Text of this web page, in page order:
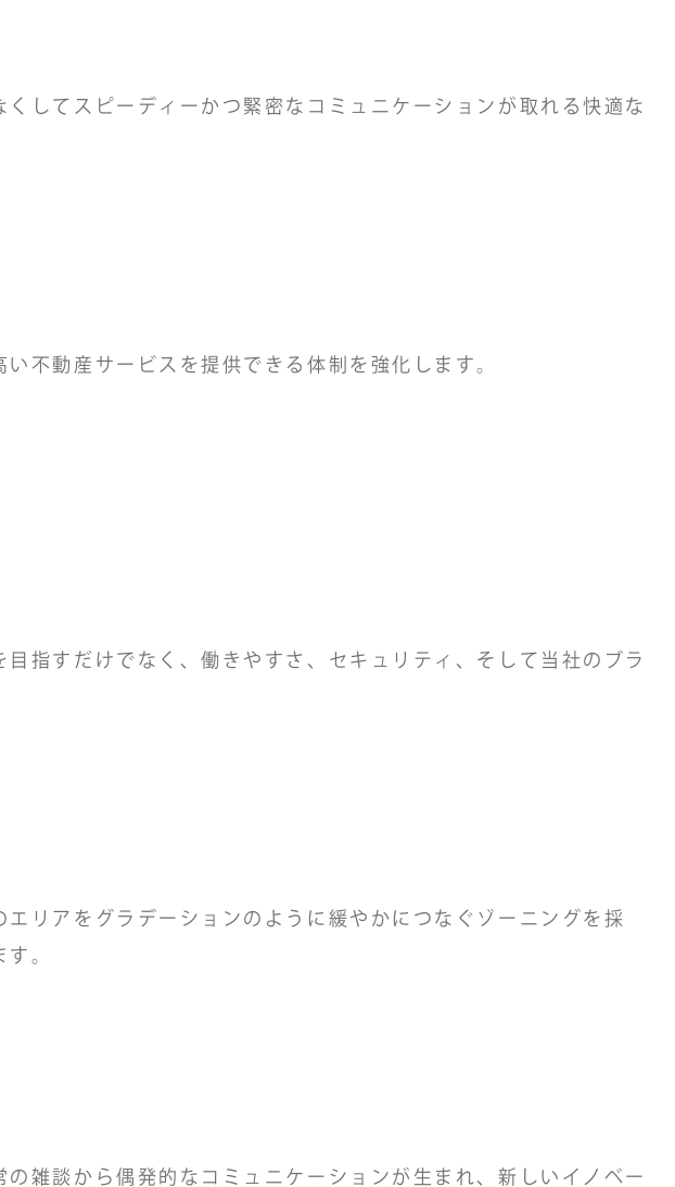
してスピーディーかつ緊密なコミュニケーションが取れる快適な
不動産サービスを提供できる体制を強化します。
指すだけでなく、働きやすさ、セキュリティ、そして当社のブラ
リアをグラデーションのように緩やかにつなぐゾーニングを採
。
雑談から偶発的なコミュニケーションが生まれ、新しいイノベー